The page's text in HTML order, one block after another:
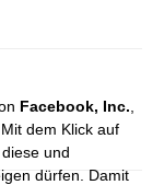
Facebook, Inc.
dem Klick auf
und
dürfen. Damit